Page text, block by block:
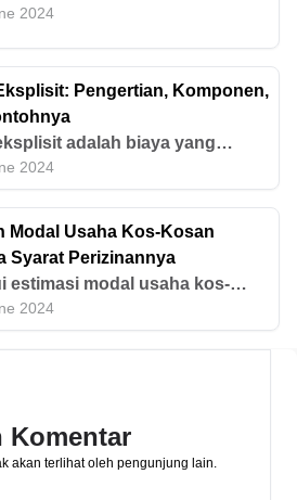
dimiliki masyarakat. Pergi ke
sebelumnya, mencari
dan bertemu dengan
baru merupakan beberapa
melatarbelakangi mengapa
suka travelling. Dewasa ini,
sudah menjadi solusi untuk
diri (refreshing) setelah
sehari-hari. Kini,
2024
Pengertian, Komponen,
adalah biaya yang
perusahaan secara nyata.
komponen, manfaat,
dan cara menghitungnya.
2024
Modal Usaha Kos-Kosan
Syarat Perizinannya
estimasi modal usaha kos-
balik modal, perizinan,
memulai usahanya pada
2024
Komentar
akan terlihat oleh pengunjung lain.